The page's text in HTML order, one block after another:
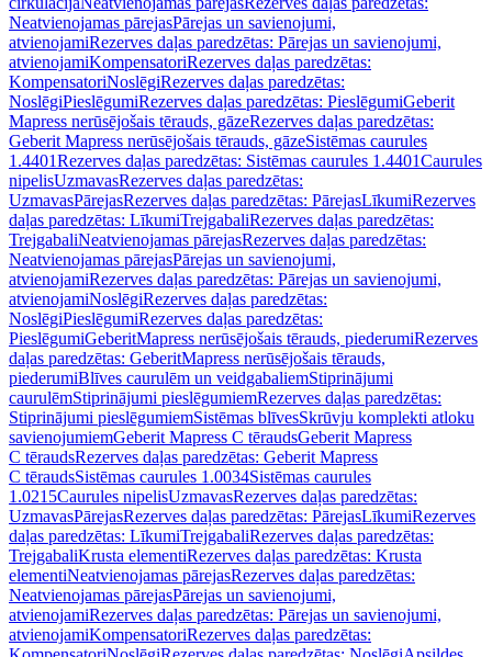
Neatvienojamas pārejasPārejas un savienojumi,
atvienojamiRezerves daļas paredzētas: Pārejas un savienojumi,
atvienojamiKompensatoriRezerves daļas paredzētas:
KompensatoriNoslēgiRezerves daļas paredzētas:
NoslēgiPieslēgumiRezerves daļas paredzētas: PieslēgumiGeberit
Mapress nerūsējošais tērauds, gāzeRezerves daļas paredzētas:
Geberit Mapress nerūsējošais tērauds, gāzeSistēmas caurules
1.4401Rezerves daļas paredzētas: Sistēmas caurules 1.4401Caurules
nipelisUzmavasRezerves daļas paredzētas:
UzmavasPārejasRezerves daļas paredzētas: PārejasLīkumiRezerves
daļas paredzētas: LīkumiTrejgabaliRezerves daļas paredzētas:
TrejgabaliNeatvienojamas pārejasRezerves daļas paredzētas:
Neatvienojamas pārejasPārejas un savienojumi,
atvienojamiRezerves daļas paredzētas: Pārejas un savienojumi,
atvienojamiNoslēgiRezerves daļas paredzētas:
NoslēgiPieslēgumiRezerves daļas paredzētas:
PieslēgumiGeberitMapress nerūsējošais tērauds, piederumiRezerves
daļas paredzētas: GeberitMapress nerūsējošais tērauds,
piederumiBlīves caurulēm un veidgabaliemStiprinājumi
caurulēmStiprinājumi pieslēgumiemRezerves daļas paredzētas:
Stiprinājumi pieslēgumiemSistēmas blīvesSkrūvju komplekti atloku
savienojumiemGeberit Mapress C tēraudsGeberit Mapress
C tēraudsRezerves daļas paredzētas: Geberit Mapress
C tēraudsSistēmas caurules 1.0034Sistēmas caurules
1.0215Caurules nipelisUzmavasRezerves daļas paredzētas:
UzmavasPārejasRezerves daļas paredzētas: PārejasLīkumiRezerves
daļas paredzētas: LīkumiTrejgabaliRezerves daļas paredzētas:
TrejgabaliKrusta elementiRezerves daļas paredzētas: Krusta
elementiNeatvienojamas pārejasRezerves daļas paredzētas:
Neatvienojamas pārejasPārejas un savienojumi,
atvienojamiRezerves daļas paredzētas: Pārejas un savienojumi,
atvienojamiKompensatoriRezerves daļas paredzētas: